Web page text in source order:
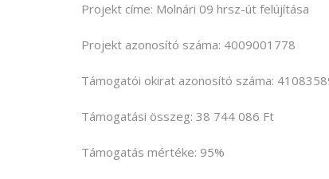
Projekt címe: Molnári 09 hrsz-út felújítása
Projekt azonosító száma: 4009001778
Támogatói okirat azonosító száma:
Támogatási összeg: 38 744 086 Ft
Támogatás mértéke: 95%